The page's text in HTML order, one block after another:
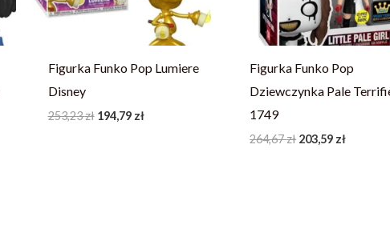
Figurka Funko Pop Lumiere
Disney
253,23zł 194,79 zł
Figurka Funko Pop
Dziewczynka Pale
1749
264,67zł 203,59 zł